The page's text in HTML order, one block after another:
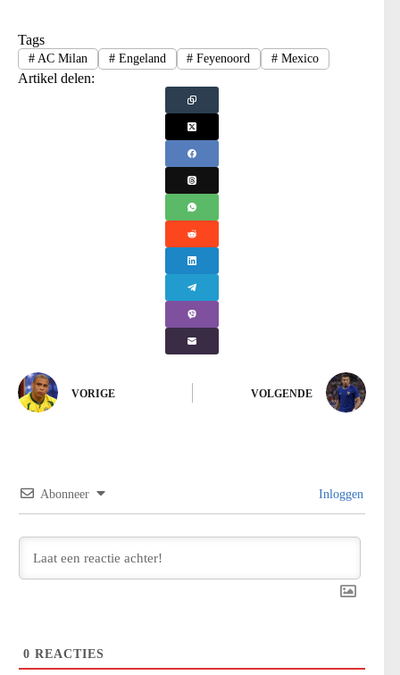
Tags
#AC Milan #Engeland # Feyenoord # Mexico
Artikel delen:
VORIGE VOLGENDE
Abonneer Inloggen
0 REACTIES